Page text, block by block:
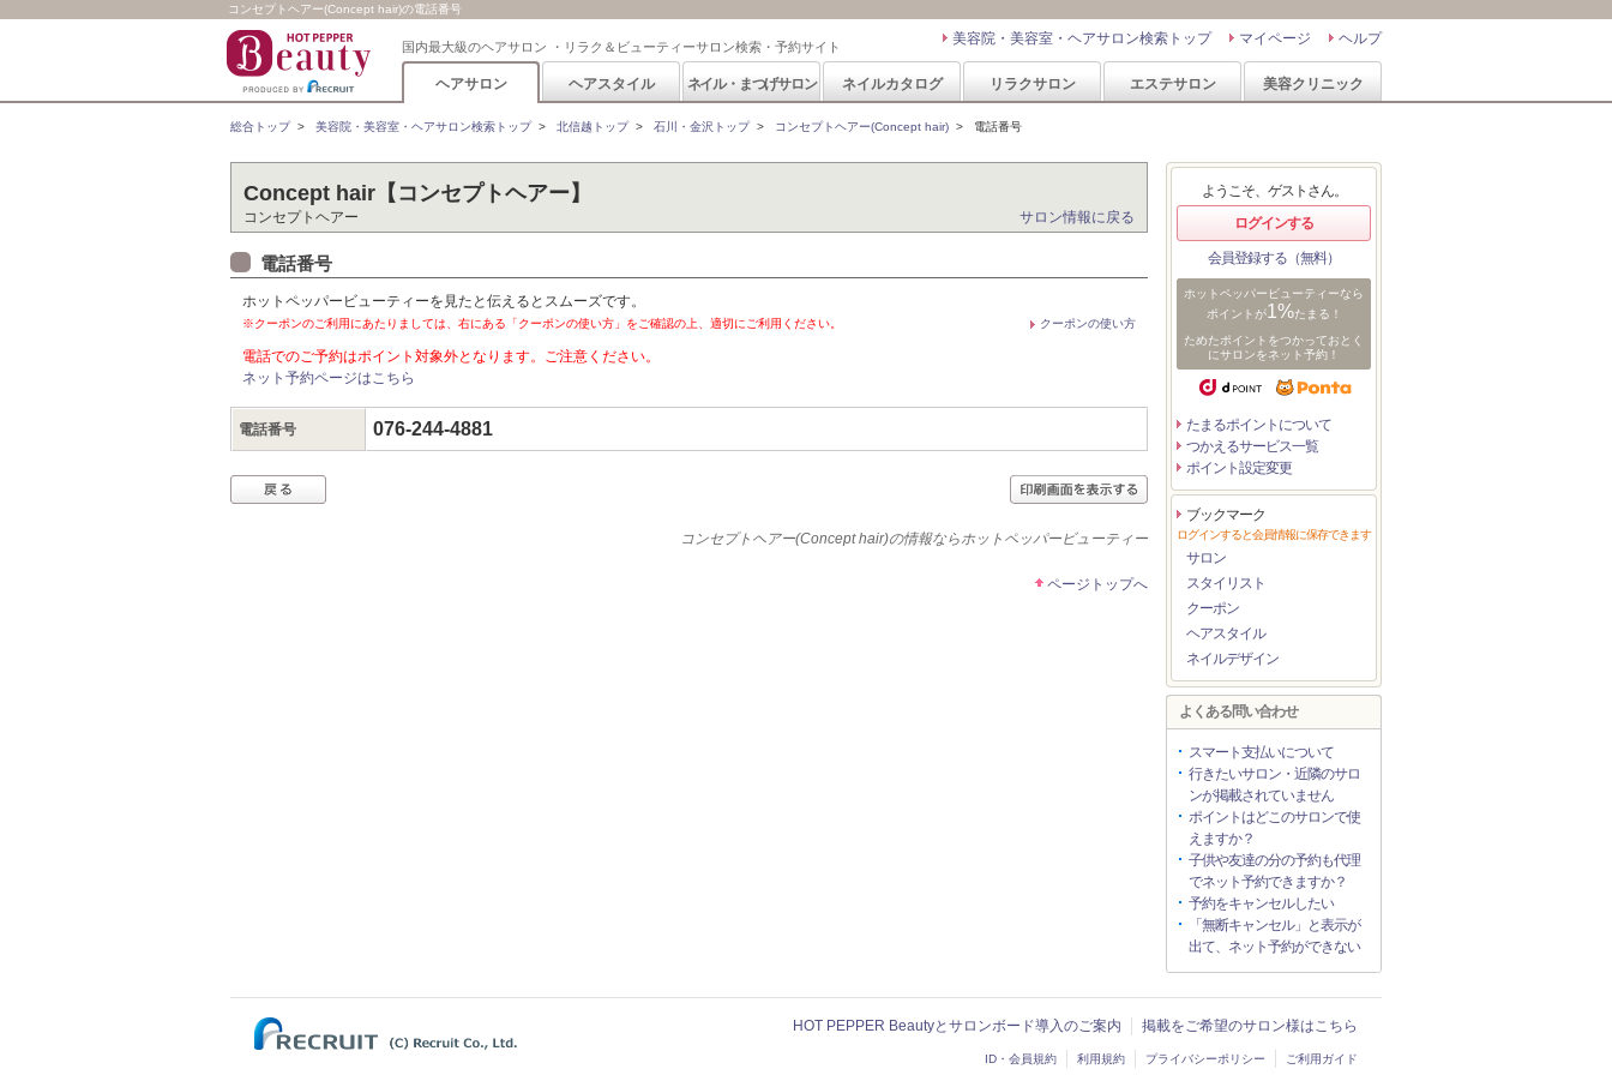
コンセプトヘアー(Concept hair)の電話番号
国内最大級のヘアサロン ・リラク＆ビューティーサロン検索・予約サイト ヘルプ
マイページ
美容院・美容室・ヘアサロン検索トップ
ヘアサロン ヘアスタイル ネイル・まつげサロン ネイルカタログ リラクサロン エステサロン 美容クリニック
総合トップ> 美容院・美容室・ヘアサロン検索トップ> 北信越トップ> 石川・金沢トップ> コンセプトヘアー(Concept hair) > 電話番号
Concept hair【コンセプトヘアー】
コンセプトヘアー サロン情報に戻る
電話番号
ホットペッパービューティーを見たと伝えるとスムーズです。
※クーポンのご利用にあたりましては、右にある「クーポンの使い方」をご確認の上、適切にご利用ください。 クーポンの使い方
電話でのご予約はポイント対象外となります。ご注意ください。
ネット予約ページはこちら
電話番号 076-244-4881
コンセプトヘアー(Concept hair)の情報ならホットペッパービューティー
ページトップへ
ようこそ、ゲストさん。
ログインする
会員登録する（無料）
ホットペッパービューティーなら
ポイントが1%たまる！
ためたポイントをつかっておとく
にサロンをネット予約！
たまるポイントについて
つかえるサービス一覧
ポイント設定変更
ブックマーク
ログインすると会員情報に保存できます
サロン
スタイリスト
クーポン
ヘアスタイル
ネイルデザイン
よくある問い合わせ
スマート支払いについて
行きたいサロン・近隣のサロ
ンが掲載されていません
ポイントはどこのサロンで使
えますか？
子供や友達の分の予約も代理
でネット予約できますか？
予約をキャンセルしたい
「無断キャンセル」と表示が
出て、ネット予約ができない
HOT PEPPER Beautyとサロンボード導入のご案内 掲載をご希望のサロン様はこちら
ID・会員規約 利用規約 プライバシーポリシー ご利用ガイド